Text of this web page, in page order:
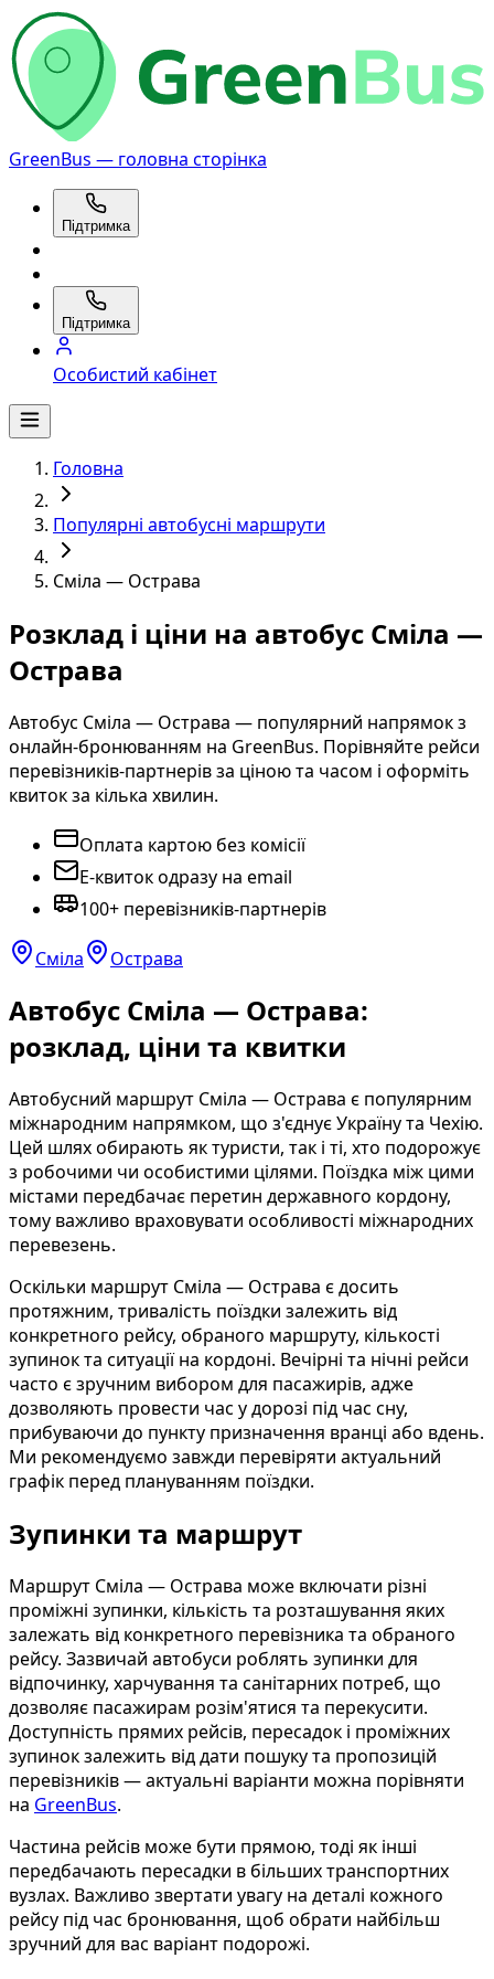
GreenBus — головна сторінка
Підтримка
Підтримка
Особистий кабінет
Головна
Популярні автобусні маршрути
Сміла — Острава
Розклад і ціни на автобус Сміла —
Острава
Автобус Сміла — Острава — популярний напрямок з
онлайн-бронюванням на GreenBus. Порівняйте рейси
перевізників-партнерів за ціною та часом і оформіть
квиток за кілька хвилин.
Оплата картою без комісії
E-квиток одразу на email
100+ перевізників-партнерів
Сміла Острава
Автобус Сміла — Острава:
розклад, ціни та квитки
Автобусний маршрут Сміла — Острава є популярним
міжнародним напрямком, що з'єднує Україну та Чехію.
Цей шлях обирають як туристи, так і ті, хто подорожує
з робочими чи особистими цілями. Поїздка між цими
містами передбачає перетин державного кордону,
тому важливо враховувати особливості міжнародних
перевезень.
Оскільки маршрут Сміла — Острава є досить
протяжним, тривалість поїздки залежить від
конкретного рейсу, обраного маршруту, кількості
зупинок та ситуації на кордоні. Вечірні та нічні рейси
часто є зручним вибором для пасажирів, адже
дозволяють провести час у дорозі під час сну,
прибуваючи до пункту призначення вранці або вдень.
Ми рекомендуємо завжди перевіряти актуальний
графік перед плануванням поїздки.
Зупинки та маршрут
Маршрут Сміла — Острава може включати різні
проміжні зупинки, кількість та розташування яких
залежать від конкретного перевізника та обраного
рейсу. Зазвичай автобуси роблять зупинки для
відпочинку, харчування та санітарних потреб, що
дозволяє пасажирам розім'ятися та перекусити.
Доступність прямих рейсів, пересадок і проміжних
зупинок залежить від дати пошуку та пропозицій
перевізників — актуальні варіанти можна порівняти
на GreenBus.
Частина рейсів може бути прямою, тоді як інші
передбачають пересадки в більших транспортних
вузлах. Важливо звертати увагу на деталі кожного
рейсу під час бронювання, щоб обрати найбільш
зручний для вас варіант подорожі.